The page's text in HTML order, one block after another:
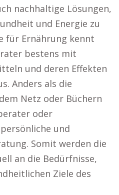
nachhaltige Lösungen,
und Energie zu
für Ernährung kennt
bestens mit
und deren Effekten
Anders als die
Netz oder Büchern
oder
und
Somit werden die
an die Bedürfnisse,
Ziele des